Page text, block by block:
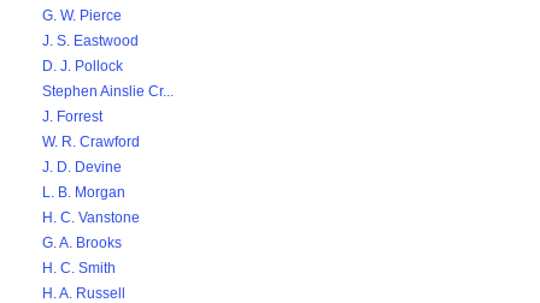
G. W. Pierce
J. S. Eastwood
D. J. Pollock
Stephen Ainslie Cr...
J. Forrest
W. R. Crawford
J. D. Devine
L. B. Morgan
H. C. Vanstone
G. A. Brooks
H. C. Smith
H. A. Russell